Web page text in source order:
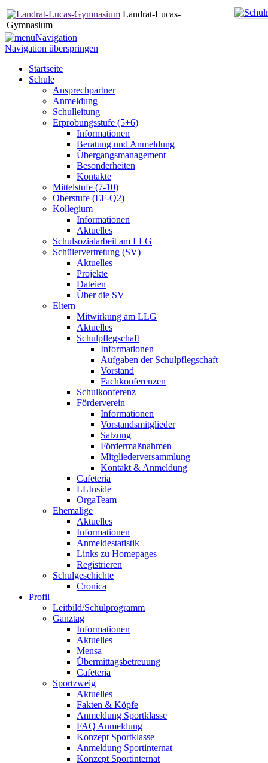
Landrat-Lucas-
Gymnasium
Navigation
Navigation überspringen
Startseite
Schule
Ansprechpartner
Anmeldung
Schulleitung
Erprobungsstufe (5+6)
Informationen
Beratung und Anmeldung
Übergangsmanagement
Besonderheiten
Kontakte
Mittelstufe (7-10)
Oberstufe (EF-Q2)
Kollegium
Informationen
Aktuelles
Schulsozialarbeit am LLG
Schülervertretung (SV)
Aktuelles
Projekte
Dateien
Über die SV
Eltern
Mitwirkung am LLG
Aktuelles
Schulpflegschaft
Informationen
Aufgaben der Schulpflegschaft
Vorstand
Fachkonferenzen
Schulkonferenz
Förderverein
Informationen
Vorstandsmitglieder
Satzung
Fördermaßnahmen
Mitgliederversammlung
Kontakt & Anmeldung
Cafeteria
LLInside
OrgaTeam
Ehemalige
Aktuelles
Informationen
Anmeldestatistik
Links zu Homepages
Registrieren
Schulgeschichte
Cronica
Profil
Leitbild/Schulprogramm
Ganztag
Informationen
Aktuelles
Mensa
Übermittagsbetreuung
Cafeteria
Sportzweig
Aktuelles
Fakten & Köpfe
Anmeldung Sportklasse
FAQ Anmeldung
Konzept Sportklasse
Anmeldung Sportinternat
Konzept Sportinternat